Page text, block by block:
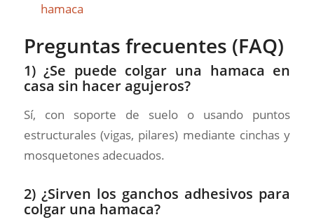
hamaca
Preguntas frecuentes (FAQ)
1) ¿Se puede colgar una hamaca en
casa sin hacer agujeros?
Sí, con soporte de suelo o usando puntos
estructurales (vigas, pilares) mediante cinchas y
mosquetones adecuados.
2) ¿Sirven los ganchos adhesivos para
colgar una hamaca?